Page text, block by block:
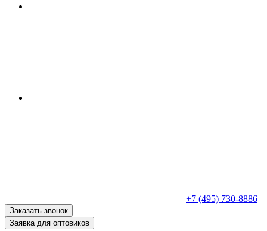
+7 (495) 730-8886
Заказать звонок
Заявка для оптовиков